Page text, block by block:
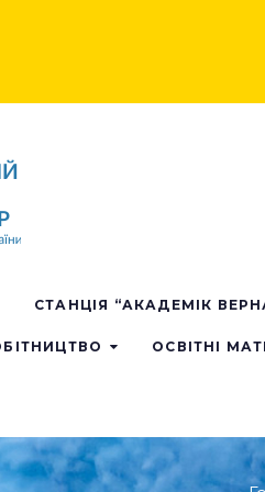
СТАНЦІЯ “АКАДЕМІК
ОСВІТНІ